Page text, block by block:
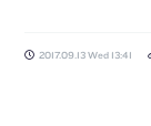
2017.09.13 Wed 13:41